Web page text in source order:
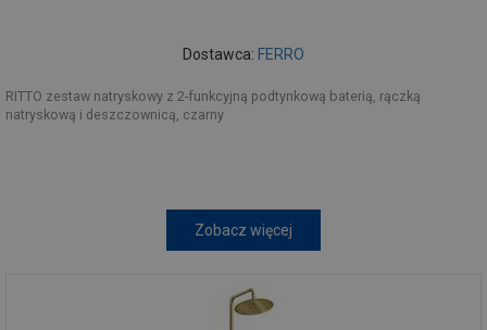
Dostawca: FERRO
RITTO zestaw natryskowy z 2-funkcyjną podtynkową baterią, rączką
natryskową i deszczownicą, czarny
Zobacz więcej